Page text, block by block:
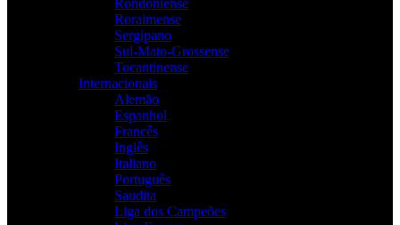
Roraimense
Sergipano
Sul-Mato-Grossense
Tocantinense
Internacionais
Alemão
Espanhol
Francês
Inglês
Italiano
Português
Saudita
Liga dos Campeões